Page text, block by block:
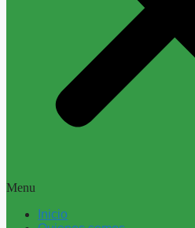
Menu
Inicio